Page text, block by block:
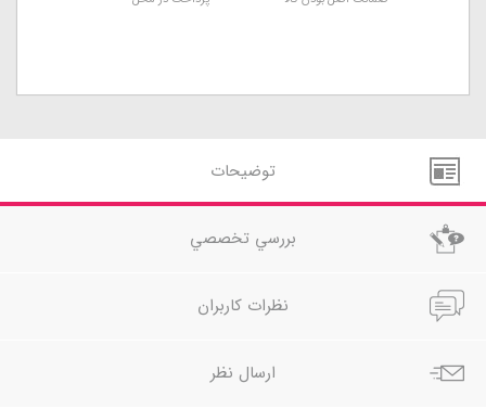
توضيحات
بررسي تخصصي
نظرات کاربران
ارسال نظر